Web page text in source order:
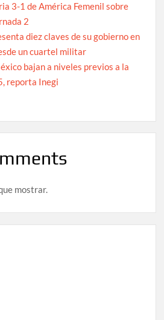
3-1 de América Femenil sobre
2
diez claves de su gobierno en
un cuartel militar
bajan a niveles previos a la
reporta Inegi
mostrar.